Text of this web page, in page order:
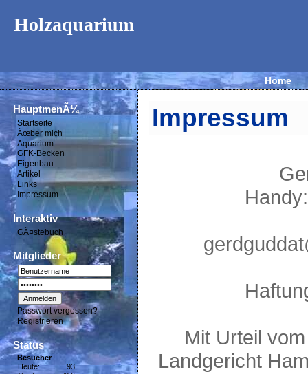
Holzaquarium
Home
HauptmenÃ¼
Startseite
Ãœber mich
Aquarium
GFK-Becken
Eigenbau
Artikel
Links
Impressum
Interaktiv
GÃ¤stebuch
Mitglieder
Passwort vergessen?
Registrieren
Status
Besucher
Heute:
93
Impressum
Mit Urteil
Landgericht